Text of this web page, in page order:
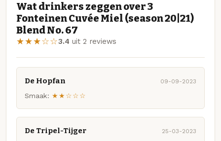
Wat drinkers zeggen over 3
Fonteinen Cuvée Miel (season 20|21)
Blend No. 67
★★★☆☆3.4 uit 2 reviews
De Hopfan 09-09-2023
Smaak: ★★☆☆☆
De Tripel-Tijger 25-03-2023